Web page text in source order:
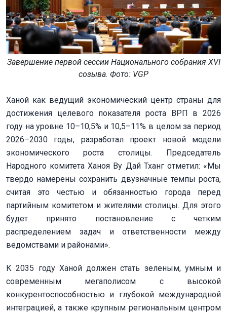
Завершение первой сессии Национального собрания XVI
созыва. Фото: VGP
Ханой как ведущий экономический центр страны для
достижения целевого показателя роста ВРП в 2026
году на уровне 10–10,5% и 10,5–11% в целом за период
2026–2030 годы, разработал проект новой модели
экономического роста столицы. Председатель
Народного комитета Ханоя Ву Дай Тханг отметил: «Мы
твердо намерены сохранить двузначные темпы роста,
считая это честью и обязанностью города перед
партийным комитетом и жителями столицы. Для этого
будет принято постановление с четким
распределением задач и ответственности между
ведомствами и районами».
К 2035 году Ханой должен стать зеленым, умным и
современным мегаполисом с высокой
конкурентоспособностью и глубокой международной
интеграцией, а также крупным региональным центром